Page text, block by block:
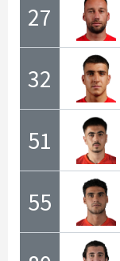
27
32
51
55